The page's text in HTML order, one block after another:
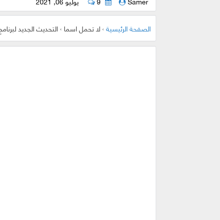
الصفحة الرئيسية›لا تحمل اسما›التحديث الجديد